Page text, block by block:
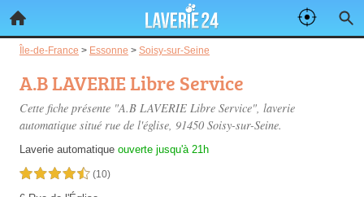
Île-de-France > Essonne > Soisy-sur-Seine
A.B LAVERIE Libre Service
Cette fiche présente "A.B LAVERIE Libre Service", laverie
automatique situé rue de l'église, 91450 Soisy-sur-Seine.
Laverie automatique ouverte jusqu'à 21h
4,5 étoiles sur 5 (10)